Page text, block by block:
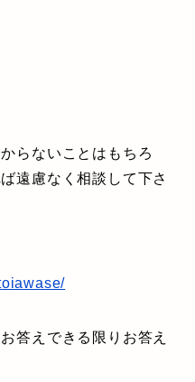
らないことはもちろ
遠慮なく相談して下さ
答えできる限りお答え